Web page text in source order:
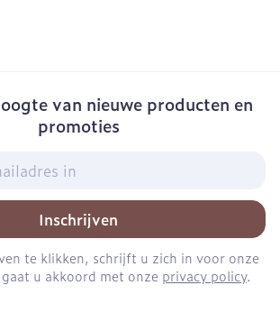
van nieuwe producten en
promoties
Inschrijven
te klikken, schrijft u zich in voor onze
u akkoord met onze privacy policy.